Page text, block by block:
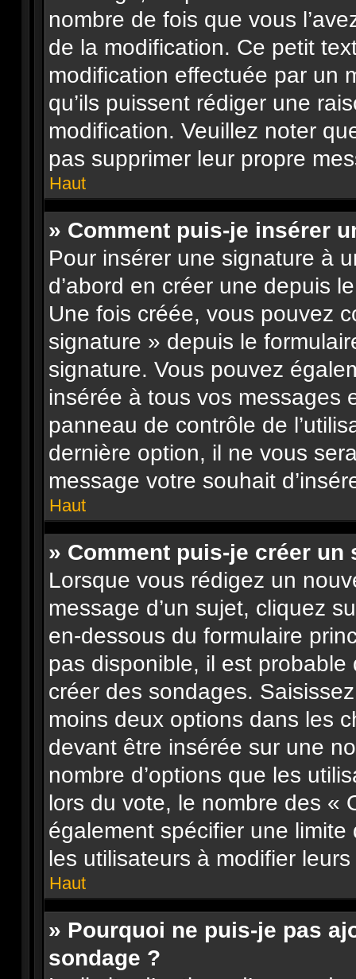
nombre de fois que vous
de la modification. Ce petit
modification effectuée par un
qu’ils puissent rédiger une
modification. Veuillez noter
pas supprimer leur propre
Haut
» Comment puis-je insérer
Pour insérer une signature à
d’abord en créer une depuis
Une fois créée, vous pouvez
signature » depuis le
signature. Vous pouvez
insérée à tous vos messages
panneau de contrôle de
dernière option, il ne vous
message votre souhait
Haut
» Comment puis-je créer un
Lorsque vous rédigez un
message d’un sujet, cliquez
en-dessous du formulaire
pas disponible, il est probable
créer des sondages.
moins deux options dans les
devant être insérée sur une
nombre d’options que les
lors du vote, le nombre des «
également spécifier une
les utilisateurs à modifier
Haut
» Pourquoi ne puis-je pas
sondage ?